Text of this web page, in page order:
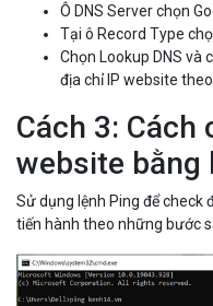
Ô DNS Server chọn
Tại ô Record Type
Chọn Lookup DNS và
địa chỉ IP website theo
Cách 3: Cách
website bằng
Sử dụng lệnh Ping để check
tiến hành theo những bước